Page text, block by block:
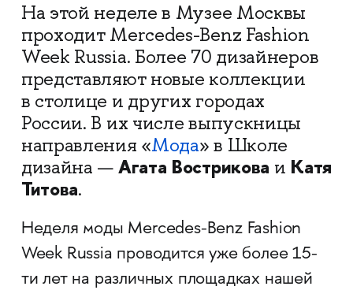
На этой неделе в Музее Москвы
проходит Mercedes-Benz Fashion
Week Russia. Более 70 дизайнеров
представляют новые коллекции
в столице и других городах
России. В их числе выпускницы
направления «Мода» в Школе
дизайна — Агата Вострикова и Катя
Титова.
Неделя моды Mercedes-Benz Fashion
Week Russia проводится уже более 15-
ти лет на различных площадках нашей